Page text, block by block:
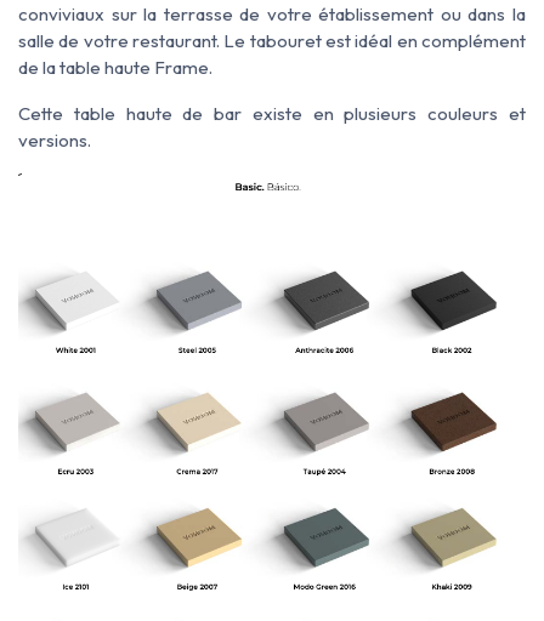
conviviaux sur la terrasse de votre établissement ou dans la
salle de votre restaurant. Le tabouret est idéal en complément
de la table haute Frame.
Cette table haute de bar existe en plusieurs couleurs et
versions.